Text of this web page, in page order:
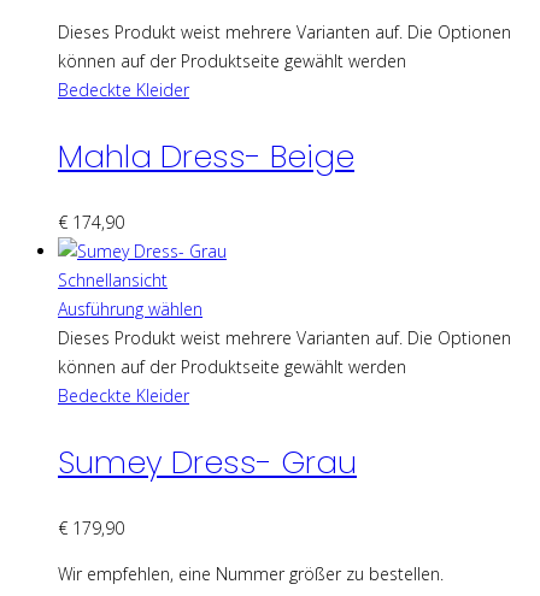
Dieses Produkt weist mehrere Varianten auf. Die Optionen
können auf der Produktseite gewählt werden
Bedeckte Kleider
Mahla Dress- Beige
€ 174,90
Schnellansicht
Ausführung wählen
Dieses Produkt weist mehrere Varianten auf. Die Optionen
können auf der Produktseite gewählt werden
Bedeckte Kleider
Sumey Dress- Grau
€ 179,90
Wir empfehlen, eine Nummer größer zu bestellen.